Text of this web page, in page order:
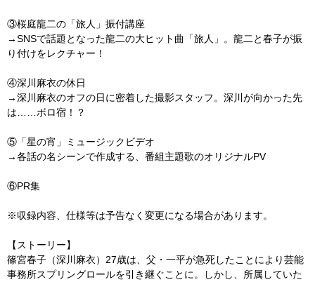
③桜庭龍二の「旅人」振付講座
→SNSで話題となった龍二の大ヒット曲「旅人」。龍二と春子が振
り付けをレクチャー！
④深川麻衣の休日
→深川麻衣のオフの日に密着した撮影スタッフ。深川が向かった先
は……ボロ宿！？
⑤「星の宵」ミュージックビデオ
→各話の名シーンで作成する、番組主題歌のオリジナルPV
⑥PR集
※収録内容、仕様等は予告なく変更になる場合があります。
【ストーリー】
篠宮春子（深川麻衣）27歳は、父・一平が急死したことにより芸能
事務所スプリングロールを引き継ぐことに。しかし、所属していた